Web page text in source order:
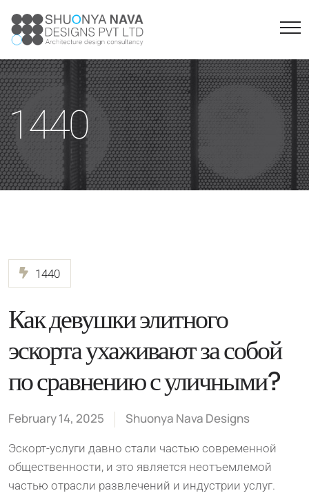
1440
1440
Как девушки элитного
эскорта ухаживают за собой
по сравнению с уличными?
February 14, 2025 Shuonya Nava Designs
Эскорт-услуги давно стали частью современной
общественности, и это является неотъемлемой
частью отрасли развлечений и индустрии услуг.